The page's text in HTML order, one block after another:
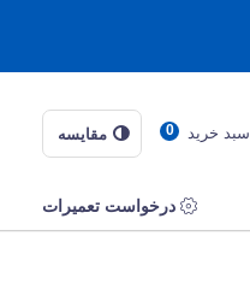
0 سبد خرید مقایسه
درخواست تعمیرات